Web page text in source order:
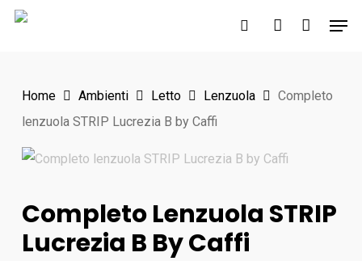
Skip
search account
Home Ambienti Letto Lenzuola
Completo
lenzuola STRIP Lucrezia B by Caffi
Completo Lenzuola STRIP
Lucrezia B By Caffi